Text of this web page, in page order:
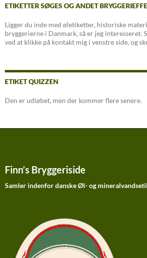
ETIKETTER SØGES OG ANDET
Ligger du inde med øletiketter, historiske
bryggerierne i Danmark, så er jeg interesseret.
ved at klikke på kontakt mig i venstre side, og
ETIKET QUIZZEN
Den er udløbet, men der kommer flere senere.
Finn’s Bryggeriside
Samler indenfor danske Øl- og